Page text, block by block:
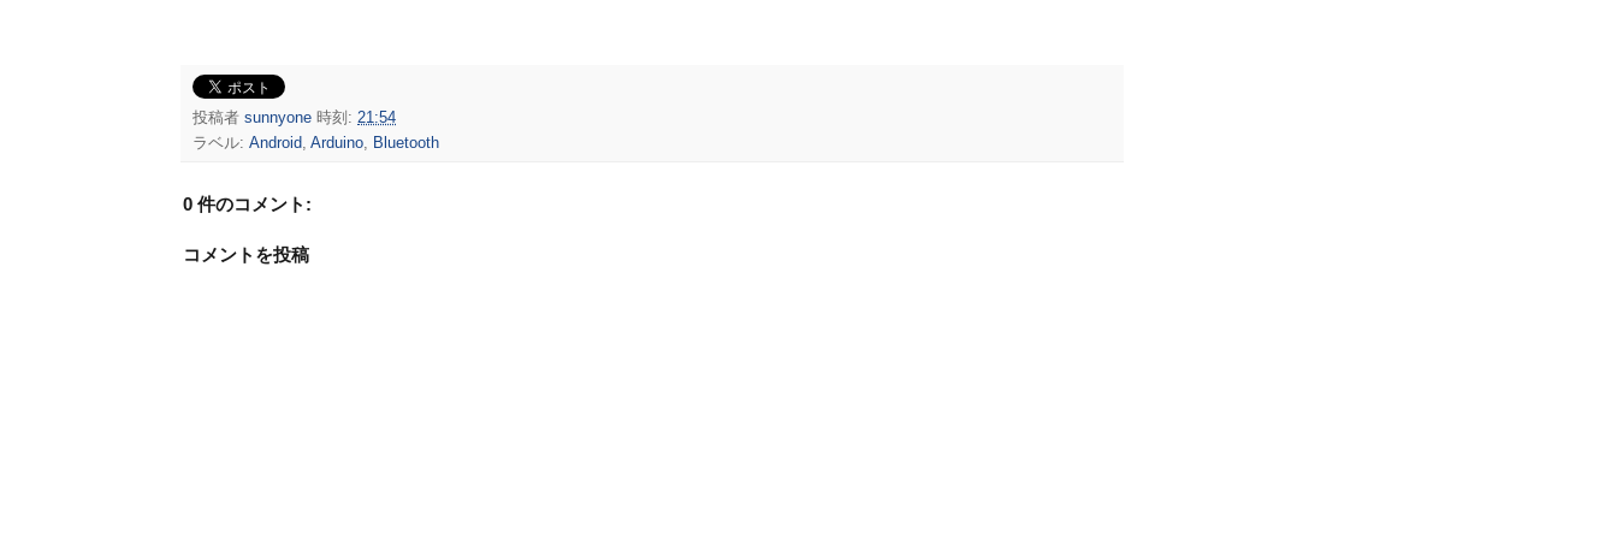
投稿者 sunnyone 時刻: 21:54
ラベル: Android Arduino Bluetooth
0 件のコメント:
コメントを投稿